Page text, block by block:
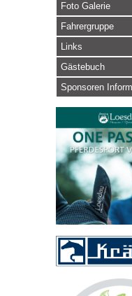
Foto Galerie
Fahrergruppe
Links
Gästebuch
Sponsoren